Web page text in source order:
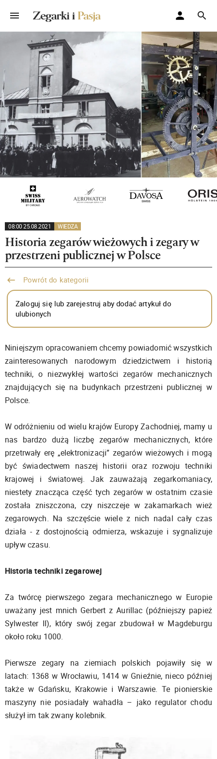
08:00 25.08.2021 WIEDZA
Historia zegarów wieżowych i zegary w
przestrzeni publicznej w Polsce
Powrót do kategorii
Zaloguj się lub zarejestruj aby dodać artykuł do
ulubionych
Niniejszym opracowaniem chcemy powiadomić wszystkich
zainteresowanych narodowym dziedzictwem i historią
techniki, o niezwykłej wartości zegarów mechanicznych
znajdujących się na budynkach przestrzeni publicznej w
Polsce.
W odróżnieniu od wielu krajów Europy Zachodniej, mamy u
nas bardzo dużą liczbę zegarów mechanicznych, które
przetrwały erę „elektronizacji” zegarów wieżowych i mogą
być świadectwem naszej historii oraz rozwoju techniki
krajowej i światowej. Jak zauważają zegarkomaniacy,
niestety znacząca część tych zegarów w ostatnim czasie
została zniszczona, czy niszczeje w zakamarkach wież
zegarowych. Na szczęście wiele z nich nadal cały czas
działa - z dostojnością odmierza, wskazuje i sygnalizuje
upływ czasu.
Historia techniki zegarowej
Za twórcę pierwszego zegara mechanicznego w Europie
uważany jest mnich Gerbert z Aurillac (późniejszy papież
Sylwester II), który swój zegar zbudował w Magdeburgu
około roku 1000.
Pierwsze zegary na ziemiach polskich pojawiły się w
latach: 1368 w Wrocławiu, 1414 w Gnieźnie, nieco później
także w Gdańsku, Krakowie i Warszawie. Te pionierskie
maszyny nie posiadały wahadła – jako regulator chodu
służył im tak zwany kolebnik.